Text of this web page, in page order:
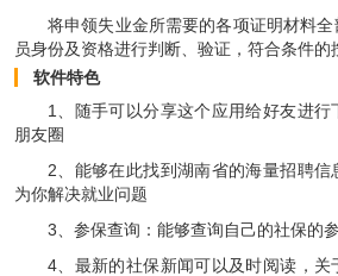
将申领失业金所需要的各项证明材料
员身份及资格进行判断、验证，符合条件的
软件特色
1、随手可以分享这个应用给好友进行
朋友圈
2、能够在此找到湖南省的海量招聘信
为你解决就业问题
3、参保查询：能够查询自己的社保的
4、最新的社保新闻可以及时阅读，